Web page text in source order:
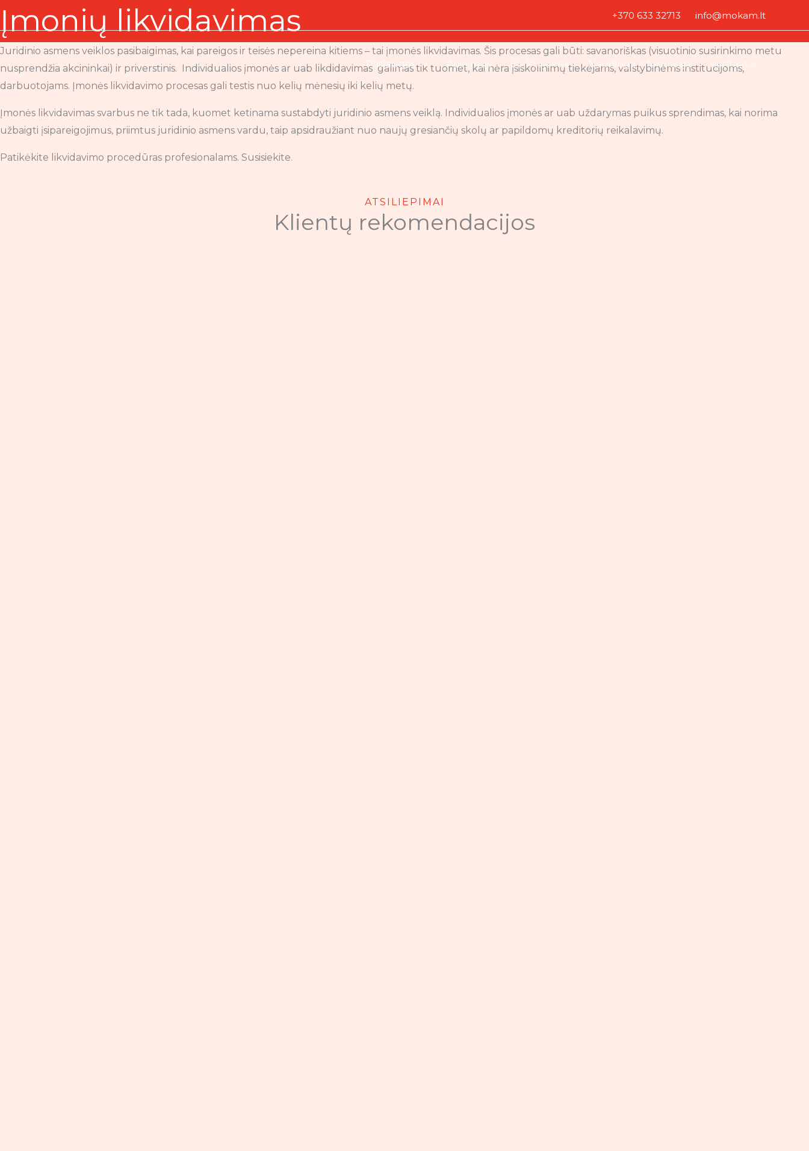
Skip
content
+370 633 32713 info@mokam.lt
Paslaugos Apie mus ES Projektai Naudinga informacija Kontaktai
Įmonių likvidavimas
Juridinio asmens veiklos pasibaigimas, kai pareigos ir teisės nepereina kitiems – tai įmonės likvidavimas. Šis procesas gali būti: savanoriškas (visuotinio susirinkimo metu
nusprendžia akcininkai) ir priverstinis. Individualios įmonės ar uab likdidavimas galimas tik tuomet, kai nėra įsiskolinimų tiekėjams, valstybinėms institucijoms,
darbuotojams. Įmonės likvidavimo procesas gali testis nuo kelių mėnesių iki kelių metų.
Įmonės likvidavimas svarbus ne tik tada, kuomet ketinama sustabdyti juridinio asmens veiklą. Individualios įmonės ar uab uždarymas puikus sprendimas, kai norima
užbaigti įsipareigojimus, priimtus juridinio asmens vardu, taip apsidraužiant nuo naujų gresiančių skolų ar papildomų kreditorių reikalavimų.
Patikėkite likvidavimo procedūras profesionalams. Susisiekite.
ATSILIEPIMAI
Klientų rekomendacijos